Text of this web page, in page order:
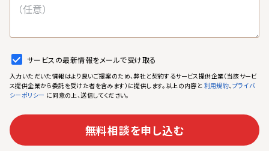
サービスの最新情報をメールで受け取る
入力いただいた情報はより良いご提案のため、弊社と契約するサービス提供企業（当該サービ
ス提供企業から委託を受けた者を含みます）に提供します。以上の内容と 利用規約、プライバ
シーポリシー に同意の上、送信してください。
無料相談を申し込む